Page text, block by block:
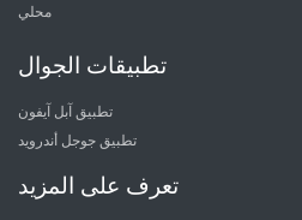
محلي
تطبيقات الجوال
تطبيق آبل آيفون
تطبيق جوجل أندرويد
تعرف على المزيد